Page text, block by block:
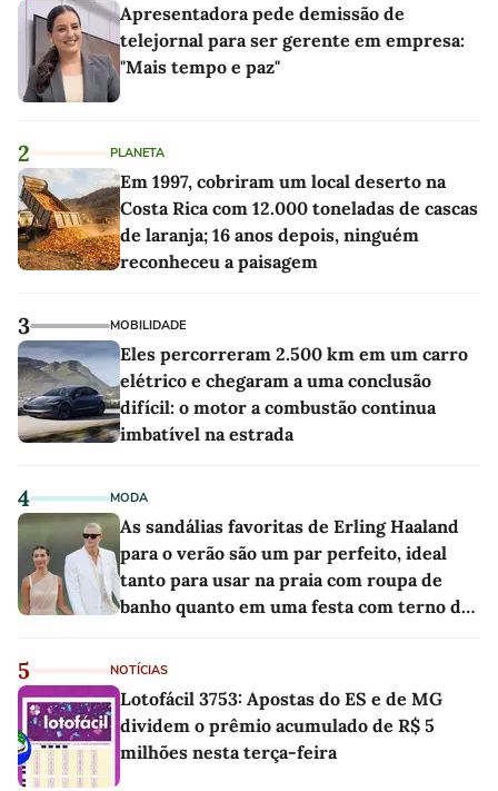
Apresentadora pede demissão de
telejornal para ser gerente em empresa:
"Mais tempo e paz"
2 PLANETA
Em 1997, cobriram um local deserto na
Costa Rica com 12.000 toneladas de cascas
de laranja; 16 anos depois, ninguém
reconheceu a paisagem
3 MOBILIDADE
Eles percorreram 2.500 km em um carro
elétrico e chegaram a uma conclusão
difícil: o motor a combustão continua
imbatível na estrada
4 MODA
As sandálias favoritas de Erling Haaland
para o verão são um par perfeito, ideal
tanto para usar na praia com roupa de
banho quanto em uma festa com terno de
5 NOTÍCIAS
Lotofácil 3753: Apostas do ES e de MG
dividem o prêmio acumulado de R$ 5
milhões nesta terça-feira